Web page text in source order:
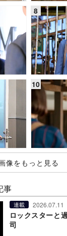
像をもっと見る
事
連載 2026.07.11
ロックスターと
司